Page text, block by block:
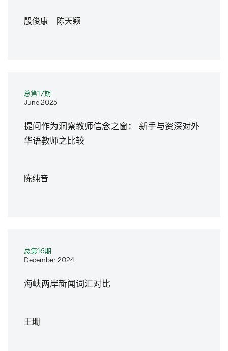
殷俊康 陈天颖
总第17期
June 2025
提问作为洞察教师信念之窗： 新手与资深对外
华语教师之比较
陈纯音
总第16期
December 2024
海峡两岸新闻词汇对比
王珊